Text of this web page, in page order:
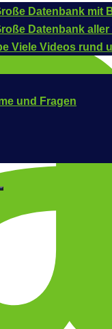
Datenbank mit
Datenbank
Viele Videos rund
und Fragen